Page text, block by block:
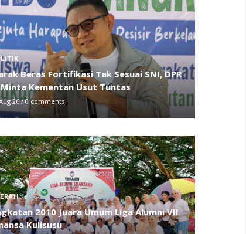
Beras Fortifikasi Tak Sesuai SNI, DPR
Minta Kementan Usut Tuntas
26/0 comments
2010 Juara Umum Liga Alumni VII
Kulisusu